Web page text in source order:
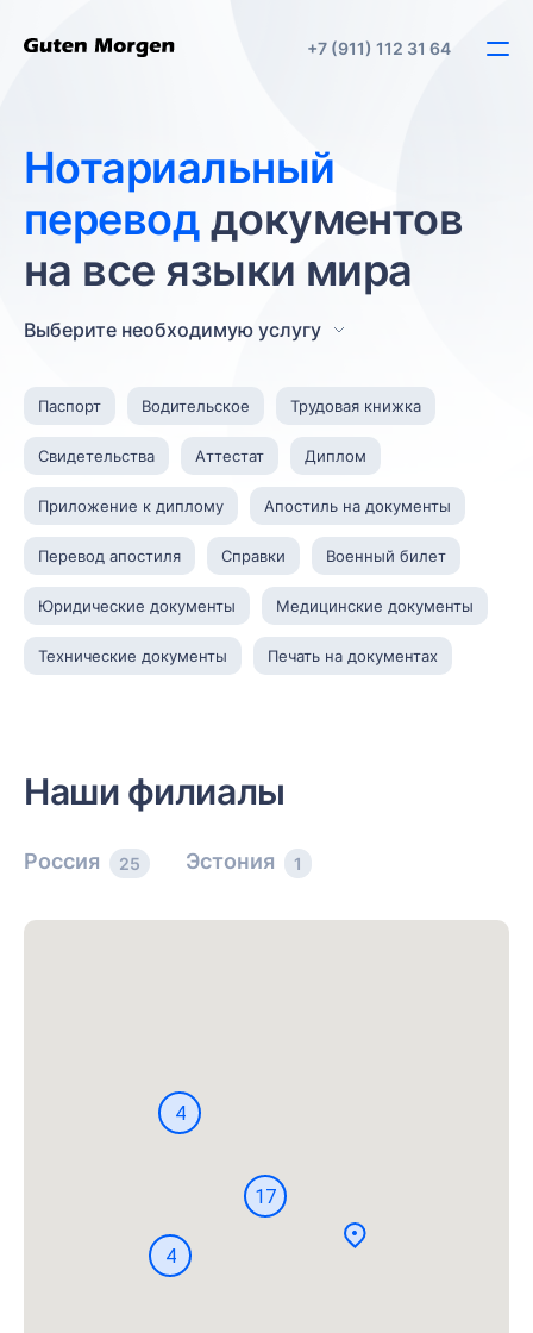
+7 (911) 112 31 64
Нотариальный
перевод документов
на все языки мира
Выберите необходимую услугу
Паспорт Водительское Трудовая книжка
Свидетельства Аттестат Диплом
Приложение к диплому Апостиль на документы
Перевод апостиля Справки Военный билет
Юридические документы Медицинские документы
Технические документы Печать на документах
Наши филиалы
Россия 25 Эстония 1
17
4
4